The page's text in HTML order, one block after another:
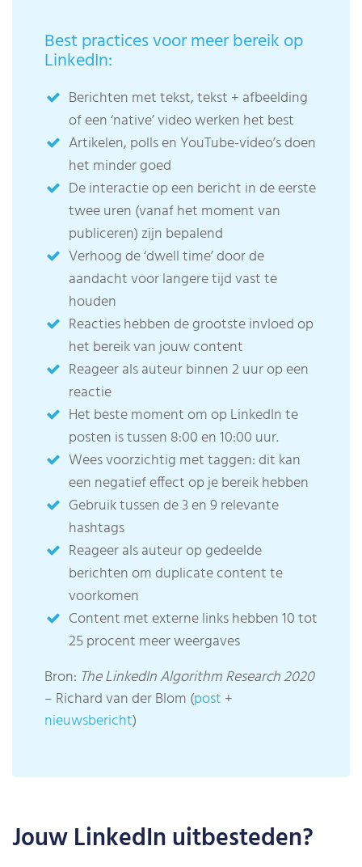
Best practices voor meer bereik op
LinkedIn:
Berichten met tekst, tekst + afbeelding
of een ‘native’ video werken het best
Artikelen, polls en YouTube-video’s doen
het minder goed
De interactie op een bericht in de eerste
twee uren (vanaf het moment van
publiceren) zijn bepalend
Verhoog de ‘dwell time’ door de
aandacht voor langere tijd vast te
houden
Reacties hebben de grootste invloed op
het bereik van jouw content
Reageer als auteur binnen 2 uur op een
reactie
Het beste moment om op LinkedIn te
posten is tussen 8:00 en 10:00 uur.
Wees voorzichtig met taggen: dit kan
een negatief effect op je bereik hebben
Gebruik tussen de 3 en 9 relevante
hashtags
Reageer als auteur op gedeelde
berichten om duplicate content te
voorkomen
Content met externe links hebben 10 tot
25 procent meer weergaves
Bron: The LinkedIn Algorithm Research 2020
– Richard van der Blom (post +
nieuwsbericht)
Jouw LinkedIn uitbesteden?